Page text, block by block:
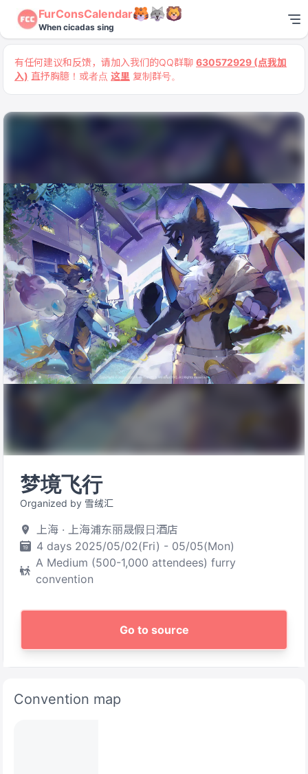
FurConsCalendar
When cicadas sing
有任何建议和反馈，请加入我们的QQ群聊 630572929 (点我加
入) 直抒胸臆！或者点 这里 复制群号。
梦境飞行
Organized by 雪绒汇
上海 · 上海浦东丽晟假日酒店
4 days 2025/05/02(Fri) - 05/05(Mon)
A Medium (500-1,000 attendees) furry
convention
Go to source
Convention map